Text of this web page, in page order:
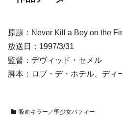
原題：Never Kill a Boy on the
放送日：1997/3/31
監督：デヴィッド・セメル
脚本：ロブ・デ・ホテル、ディ
吸血キラー／聖少女バフィー